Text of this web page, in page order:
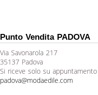
Punto Vendita PADOVA
Via Savonarola 217
35137 Padova
Si riceve solo su appuntamento
padova@modaedile.com